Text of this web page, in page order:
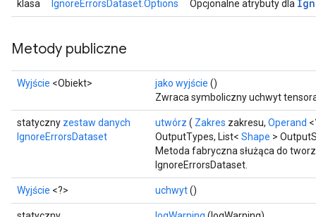
klasa IgnoreErrorsDataset.Options Opcjonalne atrybuty dla
Metody publiczne
Wyjście <Obiekt> jako wyjście ()
Zwraca symboliczny uchwyt
statyczny zestaw danych
IgnoreErrorsDataset
utwórz ( Zakres zakresu, Operand
OutputTypes, List< Shape >
Metoda fabryczna służąca do
IgnoreErrorsDataset.
Wyjście <?> uchwyt()